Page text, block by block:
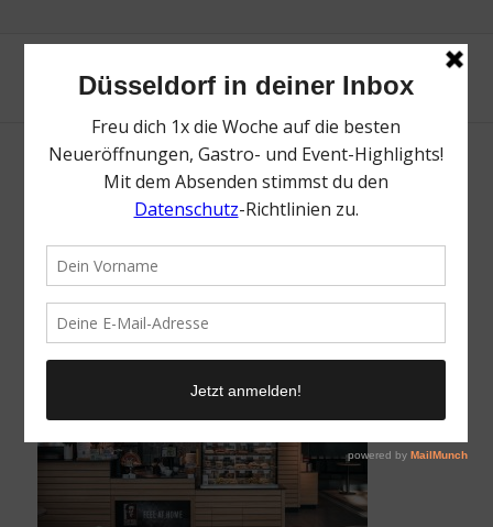
COFFEE FELLOWS | Flughafen Düsseldorf |
Airport | Andreas Wiese